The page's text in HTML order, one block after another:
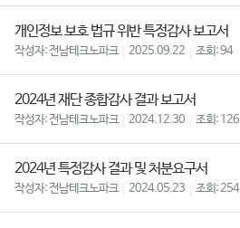
개인정보 보호 법규 위반 특정감사 보고서
전남테크노파크 2025.09.22 94
2024년 재단 종합감사 결과 보고서
전남테크노파크 2024.12.30 126
2024년 특정감사 결과 및 처분요구서
전남테크노파크 2024.05.23 254